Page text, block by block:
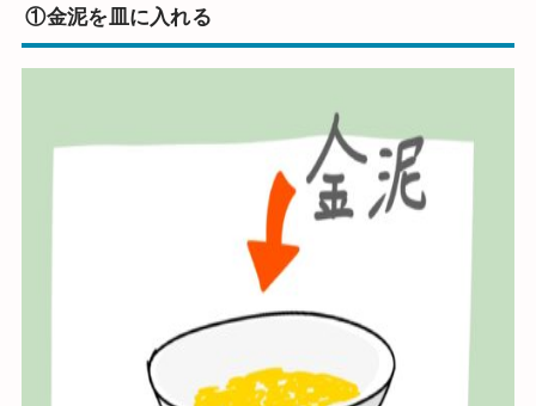
①金泥を皿に入れる